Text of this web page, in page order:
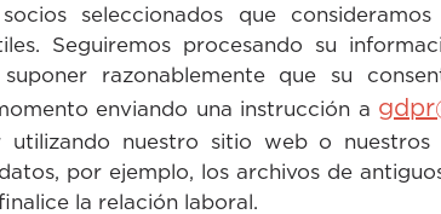
seleccionados que
Seguiremos procesando su
razonablemente que su
enviando una instrucción a
nuestro sitio web o nuestros
por ejemplo, los archivos de
la relación laboral.